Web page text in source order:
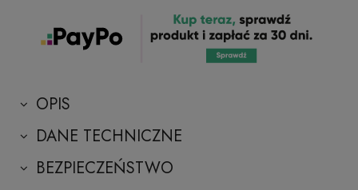
OPIS
DANE TECHNICZNE
BEZPIECZEŃSTWO